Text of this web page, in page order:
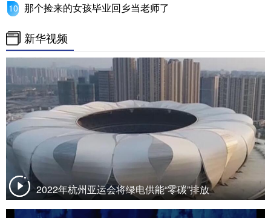
那个捡来的女孩毕业回乡当老师了
新华视频
2022年杭州亚运会将绿电供能“零碳”排放